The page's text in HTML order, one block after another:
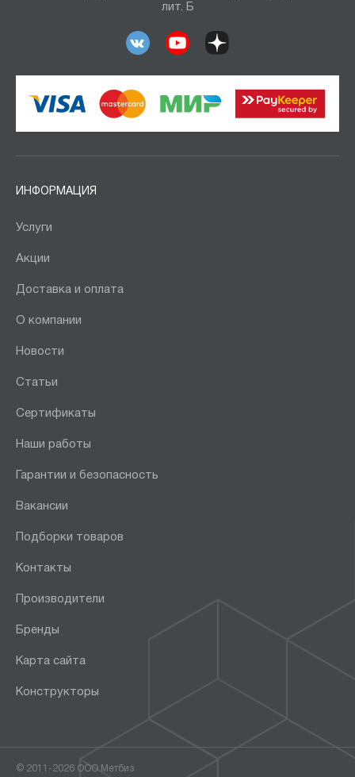
лит. Б
ИНФОРМАЦИЯ
Услуги
Акции
Доставка и оплата
О компании
Новости
Статьи
Сертификаты
Наши работы
Гарантии и безопасность
Вакансии
Подборки товаров
Контакты
Производители
Бренды
Карта сайта
Конструкторы
© 2011-2026 ООО Метбиз